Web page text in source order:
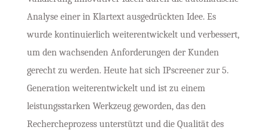
Analyse einer in Klartext ausgedrückten Idee. Es
wurde kontinuierlich weiterentwickelt und verbessert,
um den wachsenden Anforderungen der Kunden
gerecht zu werden. Heute hat sich IPscreener zur 5.
Generation weiterentwickelt und ist zu einem
leistungsstarken Werkzeug geworden, das den
Rechercheprozess unterstützt und die Qualität des